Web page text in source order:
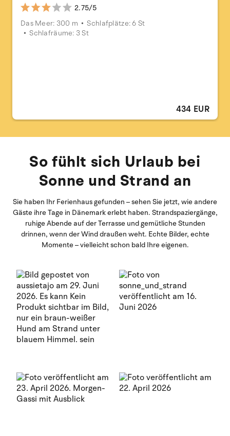
2.75/5
Das Meer: 300 m
Schlafplätze: 6 St
Schlafräume: 3 St
434 EUR
So fühlt sich Urlaub bei
Sonne und Strand an
Sie haben Ihr Ferienhaus gefunden – sehen Sie jetzt, wie andere
Gäste ihre Tage in Dänemark erlebt haben. Strandspaziergänge,
ruhige Abende auf der Terrasse und gemütliche Stunden
drinnen, wenn der Wind draußen weht. Echte Bilder, echte
Momente – vielleicht schon bald Ihre eigenen.